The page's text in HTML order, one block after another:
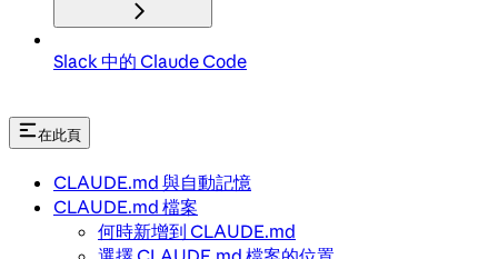
Slack 中的 Claude Code
在此頁
CLAUDE.md 與自動記憶
CLAUDE.md 檔案
何時新增到 CLAUDE.md